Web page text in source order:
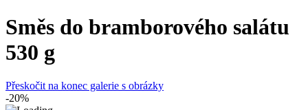
Směs do bramborového salátu
530 g
Přeskočit na konec galerie s obrázky
-20%